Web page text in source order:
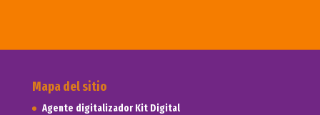
Mapa del sitio
Agente digitalizador Kit Digital